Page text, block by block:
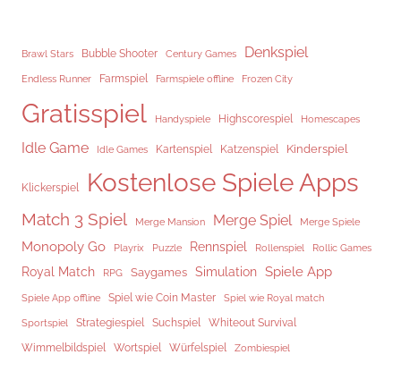
Brawl Stars Bubble Shooter Century Games Denkspiel
Endless Runner Farmspiel Farmspiele offline Frozen City
Gratisspiel Handyspiele Highscorespiel Homescapes
Idle Game Idle Games Kartenspiel Katzenspiel Kinderspiel
Klickerspiel Kostenlose Spiele Apps
Match 3 Spiel Merge Mansion Merge Spiel Merge Spiele
Monopoly Go Playrix Puzzle Rennspiel Rollenspiel Rollic Games
Royal Match RPG Saygames Simulation Spiele App
Spiele App offline Spiel wie Coin Master Spiel wie Royal match
Sportspiel Strategiespiel Suchspiel
Whiteout Survival
Wimmelbildspiel
Wortspiel Würfelspiel Zombiespiel